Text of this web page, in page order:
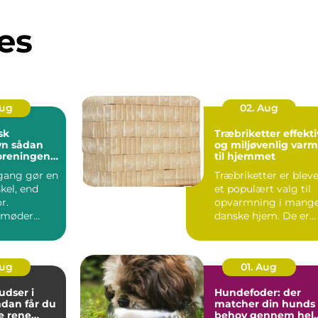
gør en
end
02. Aug
Træbriketter effektiv
og miljøvenlig
til hjemmet
Træbriketter er
et populært valg til
opvarmning i
danske hjem. De er
i
rene
01. Aug
Hundefoder: der
matcher din hunds
behov gennem